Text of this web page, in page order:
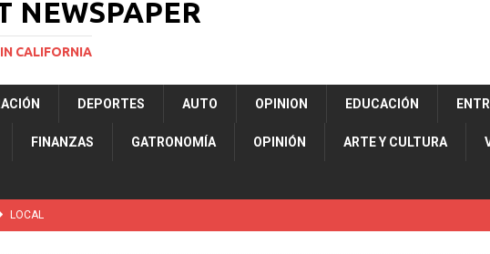
NEWSPAPER
CALIFORNIA
DEPORTES AUTO OPINION EDUCACIÓN
FINANZAS GATRONOMÍA OPINIÓN ARTE Y CULTURA
LOCAL